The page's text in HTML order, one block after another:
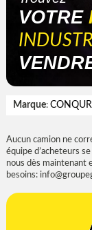
VOTRE
Marque:
Aucun camion ne
équipe d’acheteurs
nous dès maintenant
besoins: